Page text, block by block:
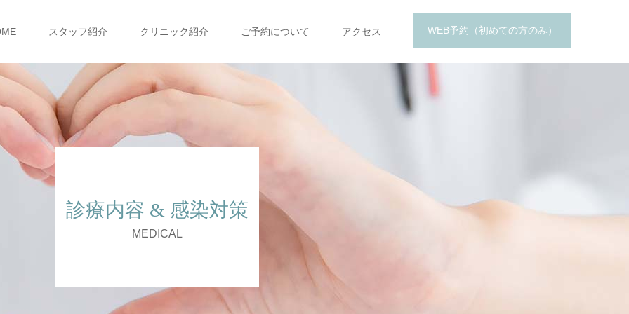
WEB予約（初めての方のみ）
スタッフ紹介 クリニック紹介 ご予約について アクセス
診療内容 & 感染対策
MEDICAL